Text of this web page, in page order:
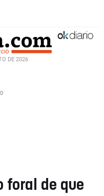
DE 2026
foral de que